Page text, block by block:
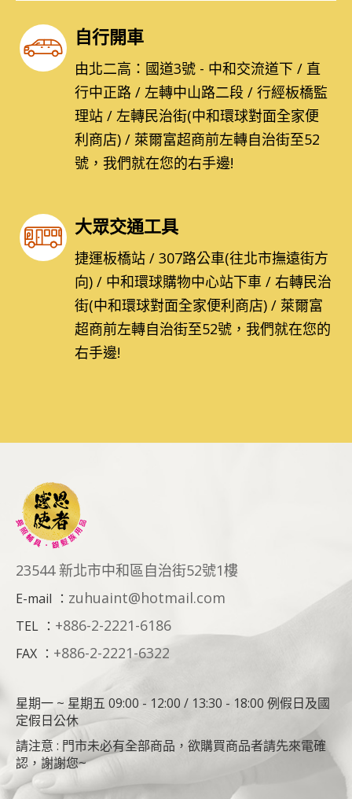
自行開車
由北二高：國道3號 - 中和交流道下 / 直
行中正路 / 左轉中山路二段 / 行經板橋監
理站 / 左轉民治街(中和環球對面全家便
利商店) / 萊爾富超商前左轉自治街至52
號，我們就在您的右手邊!
大眾交通工具
捷運板橋站 / 307路公車(往北市撫遠街方
向) / 中和環球購物中心站下車 / 右轉民治
街(中和環球對面全家便利商店) / 萊爾富
超商前左轉自治街至52號，我們就在您的
右手邊!
23544 新北市中和區自治街52號1樓
E-mail ： zuhuaint@hotmail.com
TEL ： +886-2-2221-6186
FAX ： +886-2-2221-6322
星期一 ~ 星期五 09:00 - 12:00 / 13:30 - 18:00 例假日及國
定假日公休
請注意 : 門市未必有全部商品，欲購買商品者請先來電確
認，謝謝您~